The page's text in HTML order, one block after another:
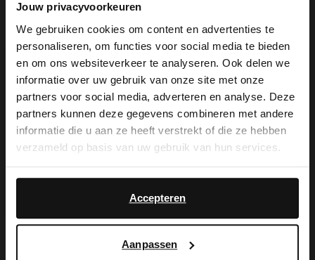
Jouw privacyvoorkeuren
We gebruiken cookies om content en advertenties te
personaliseren, om functies voor social media te bieden
en om ons websiteverkeer te analyseren. Ook delen we
informatie over uw gebruik van onze site met onze
partners voor social media, adverteren en analyse. Deze
partners kunnen deze gegevens combineren met andere
informatie die u aan ze heeft verstrekt of die ze hebben
verzameld op basis van uw gebruik van hun services.
Accepteren
Aanpassen
Manfield
Brauner Ledergürtel
39.99
Manfield
Cognacfarbener Ledergürtel
39.99
×
View this website in English?
It looks like your language isn't Dutch. Would
you like to switch to English?
English